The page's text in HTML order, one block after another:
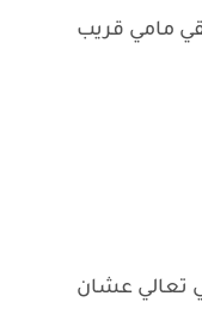
مامي قريب
تعالي عشان